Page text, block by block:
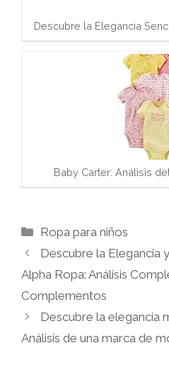
Descubre la Elegancia
Baby Carter: Análisis
Categorías
Ropa para niños
Descubre la Elegancia
Alpha Ropa: Análisis
Complementos
Descubre la elegancia
Análisis de una marca de